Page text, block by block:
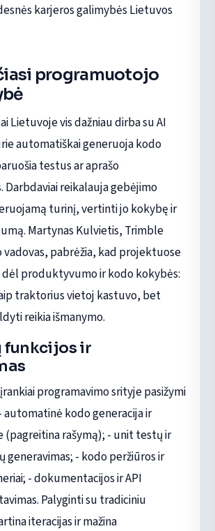
karjeros galimybės Lietuvos
programuotojo
Lietuvoje vis dažniau dirba su AI
automatiškai generuoja kodo
testus ar aprašo
reikalauja gebėjimo
turinį, vertinti jo kokybę ir
Martynas Kulvietis, Trimble
pabrėžia, kad projektuose
dėl produktyvumo ir kodo kokybės:
traktorius vietoj kastuvo, bet
reikia išmanymo.
funkcijos ir
programavimo srityje pasižymi
automatinė kodo generacija ir
rašymą); - unit testų ir
generavimas; - kodo peržiūros ir
- dokumentacijos ir API
Palyginti su tradiciniu
iteracijas ir mažina